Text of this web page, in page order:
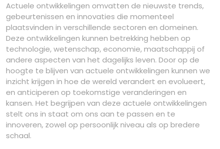
Actuele ontwikkelingen omvatten de nieuwste trends,
gebeurtenissen en innovaties die momenteel
plaatsvinden in verschillende sectoren en domeinen.
Deze ontwikkelingen kunnen betrekking hebben op
technologie, wetenschap, economie, maatschappij of
andere aspecten van het dagelijks leven. Door op de
hoogte te blijven van actuele ontwikkelingen kunnen we
inzicht krijgen in hoe de wereld verandert en evolueert,
en anticiperen op toekomstige veranderingen en
kansen. Het begrijpen van deze actuele ontwikkelingen
stelt ons in staat om ons aan te passen en te
innoveren, zowel op persoonlijk niveau als op bredere
schaal.